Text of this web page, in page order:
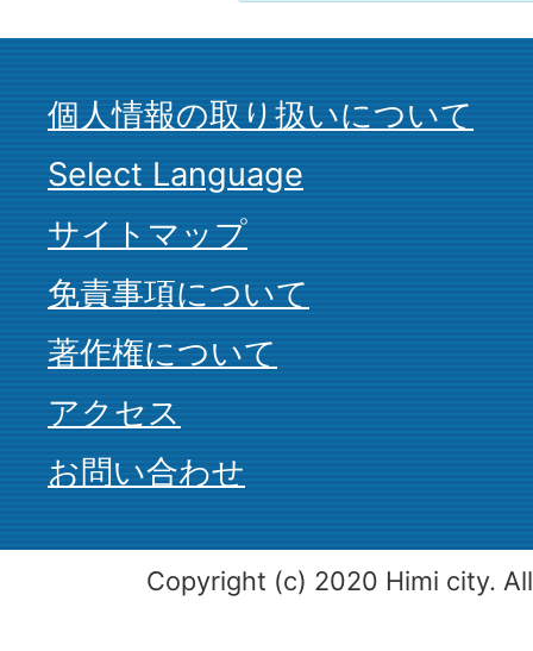
個人情報の取り扱いについて
Select Language
サイトマップ
免責事項について
著作権について
アクセス
お問い合わせ
Copyright (c) 2020 Himi city.